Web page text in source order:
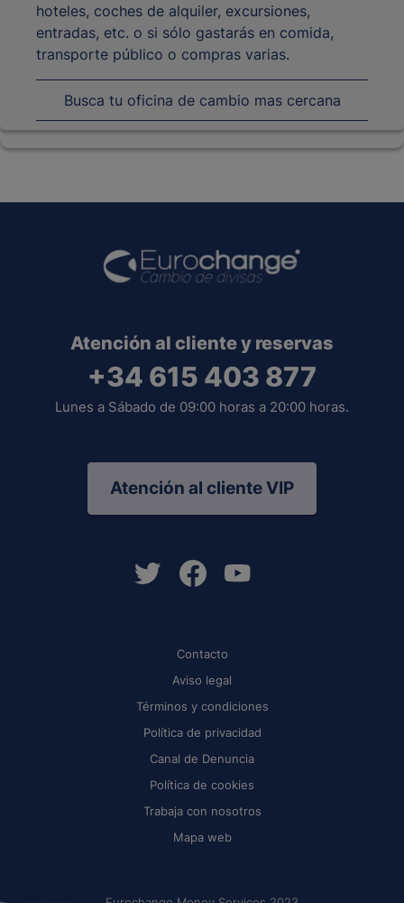
hoteles, coches de alquiler, excursiones,
entradas, etc. o si sólo gastarás en comida,
transporte público o compras varias.
Busca tu oficina de cambio mas cercana
Atención al cliente y reservas
+34 615 403 877
Lunes a Sábado de 09:00 horas a 20:00 horas.
Atención al cliente VIP
Contacto
Aviso legal
Términos y condiciones
Política de privacidad
Canal de Denuncia
Política de cookies
Trabaja con nosotros
Mapa web